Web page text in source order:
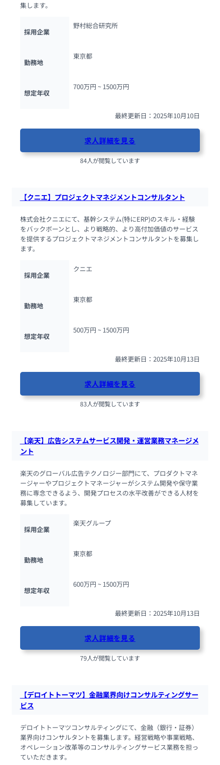
集します。
採用企業
野村総合研究所
勤務地
東京都
想定年収
700万円 ~ 1500万円
最終更新日：2025年10月10日
求人詳細を見る
84人が閲覧しています
【クニエ】プロジェクトマネジメントコンサルタント
株式会社クニエにて、基幹システム(特にERP)のスキル・経験
をバックボーンとし、より戦略的、より高付加価値のサービス
を提供するプロジェクトマネジメントコンサルタントを募集し
ます。
採用企業
クニエ
勤務地
東京都
想定年収
500万円 ~ 1500万円
最終更新日：2025年10月13日
求人詳細を見る
83人が閲覧しています
【楽天】広告システムサービス開発・運営業務マネージメ
ント
楽天のグローバル広告テクノロジー部門にて、プロダクトマネ
ージャーやプロジェクトマネージャーがシステム開発や保守業
務に専念できるよう、開発プロセスの水平改善ができる人材を
募集しています。
採用企業
楽天グループ
勤務地
東京都
想定年収
600万円 ~ 1500万円
最終更新日：2025年10月13日
求人詳細を見る
79人が閲覧しています
【デロイトトーマツ】金融業界向けコンサルティングサー
ビス
デロイトトーマツコンサルティングにて、金融（銀行・証券）
業界向けコンサルタントを募集します。経営戦略や事業戦略、
オペレーション改革等のコンサルティングサービス業務を担っ
ていただきます。